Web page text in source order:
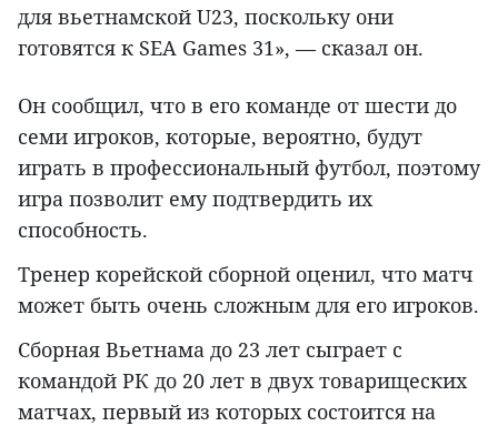
для вьетнамской U23, поскольку они
готовятся к SEA Games 31», — сказал он.
Он сообщил, что в его команде от шести до
семи игроков, которые, вероятно, будут
играть в профессиональный футбол, поэтому
игра позволит ему подтвердить их
способность.
Тренер корейской сборной оценил, что матч
может быть очень сложным для его игроков.
Сборная Вьетнама до 23 лет сыграет с
командой РК до 20 лет в двух товарищеских
матчах, первый из которых состоится на